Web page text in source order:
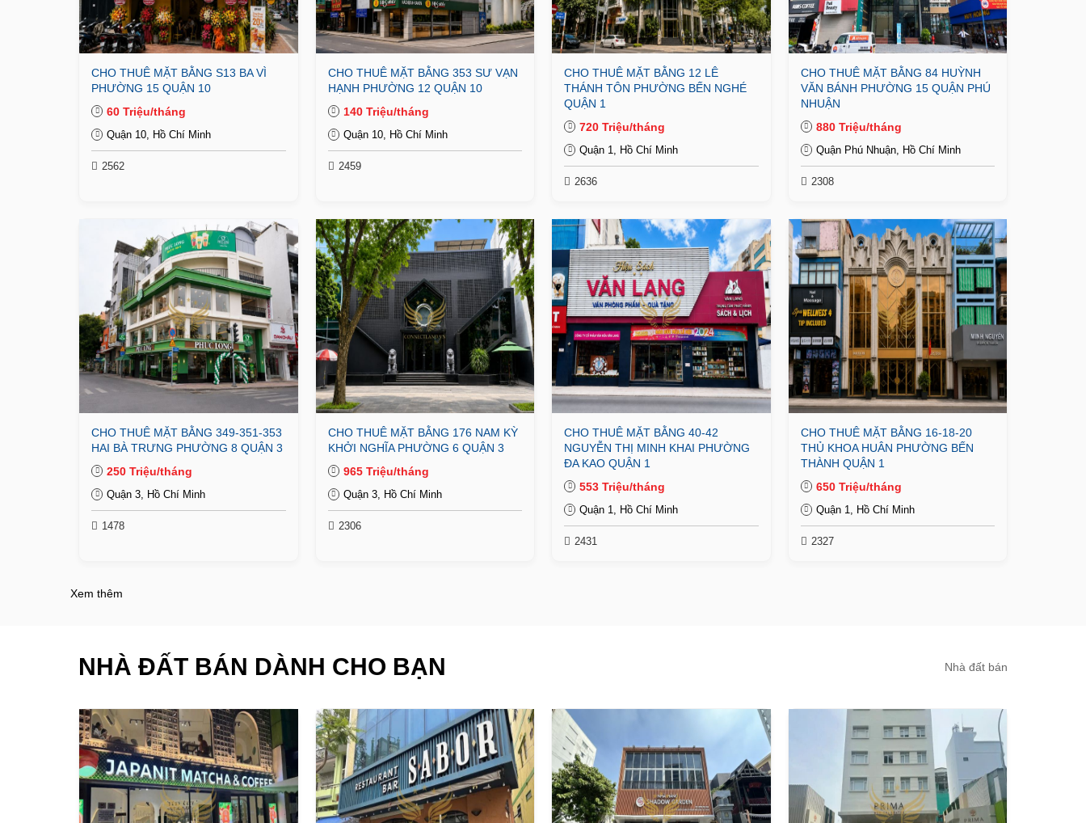
CHO THUÊ MẶT BẰNG S13 BA VÌ
PHƯỜNG 15 QUẬN 10
60 Triệu/tháng
Quận 10, Hồ Chí Minh
2562
CHO THUÊ MẶT BẰNG 353 SƯ VẠN
HẠNH PHƯỜNG 12 QUẬN 10
140 Triệu/tháng
Quận 10, Hồ Chí Minh
2459
CHO THUÊ MẶT BẰNG 12 LÊ
THÁNH TÔN PHƯỜNG BẾN NGHÉ
QUẬN 1
720 Triệu/tháng
Quận 1, Hồ Chí Minh
2636
CHO THUÊ MẶT BẰNG 84 HUỲNH
VĂN BÁNH PHƯỜNG 15 QUẬN PHÚ
NHUẬN
880 Triệu/tháng
Quận Phú Nhuận, Hồ Chí Minh
2308
CHO THUÊ MẶT BẰNG 349-351-353
HAI BÀ TRƯNG PHƯỜNG 8 QUẬN 3
250 Triệu/tháng
Quận 3, Hồ Chí Minh
1478
CHO THUÊ MẶT BẰNG 176 NAM KỲ
KHỞI NGHĨA PHƯỜNG 6 QUẬN 3
965 Triệu/tháng
Quận 3, Hồ Chí Minh
2306
CHO THUÊ MẶT BẰNG 40-42
NGUYỄN THỊ MINH KHAI PHƯỜNG
ĐA KAO QUẬN 1
553 Triệu/tháng
Quận 1, Hồ Chí Minh
2431
CHO THUÊ MẶT BẰNG 16-18-20
THỦ KHOA HUÂN PHƯỜNG BẾN
THÀNH QUẬN 1
650 Triệu/tháng
Quận 1, Hồ Chí Minh
2327
Xem thêm
NHÀ ĐẤT BÁN DÀNH CHO BẠN Nhà đất bán